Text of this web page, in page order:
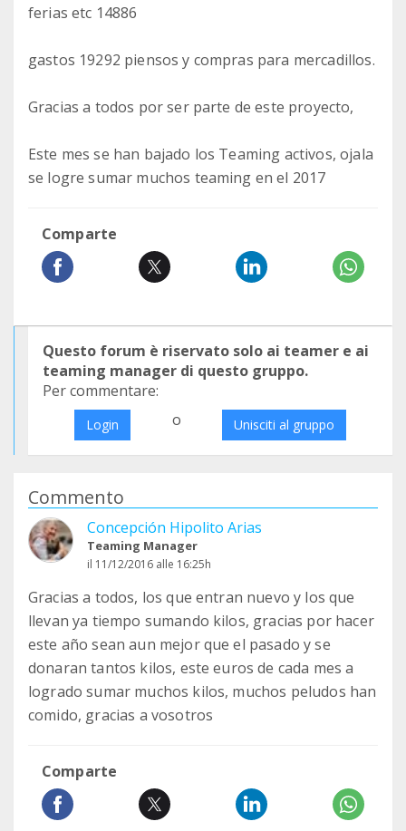
ferias etc 14886
gastos 19292 piensos y compras para mercadillos.
Gracias a todos por ser parte de este proyecto,
Este mes se han bajado los Teaming activos, ojala
se logre sumar muchos teaming en el 2017
Comparte
Questo forum è riservato solo ai teamer e ai
teaming manager di questo gruppo.
Per commentare:
Login o Unisciti al gruppo
Commento
Concepción Hipolito Arias
Teaming Manager
il 11/12/2016 alle 16:25h
Gracias a todos, los que entran nuevo y los que
llevan ya tiempo sumando kilos, gracias por hacer
este año sean aun mejor que el pasado y se
donaran tantos kilos, este euros de cada mes a
logrado sumar muchos kilos, muchos peludos han
comido, gracias a vosotros
Comparte